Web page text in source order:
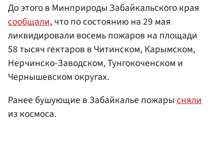
До этого в Минприроды Забайкальского края
сообщали, что по состоянию на 29 мая
ликвидировали восемь пожаров на площади
58 тысяч гектаров в Читинском, Карымском,
Нерчинско-Заводском, Тунгокоченском и
Чернышевском округах.
Ранее бушующие в Забайкалье пожарысняли
из космоса.